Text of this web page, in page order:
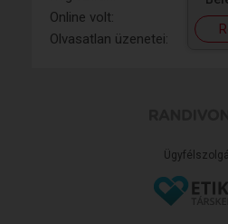
Online volt:
Olvasatlan üzenetei: